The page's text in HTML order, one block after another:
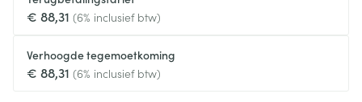
€ 88,31 (6% inclusief btw)
Verhoogde tegemoetkoming
€ 88,31 (6% inclusief btw)